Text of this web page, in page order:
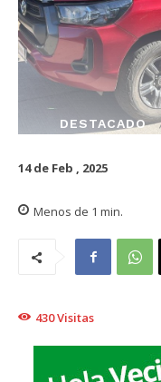
DESTACADO
14 de Feb , 2025
Menos de 1 min.
430Visitas